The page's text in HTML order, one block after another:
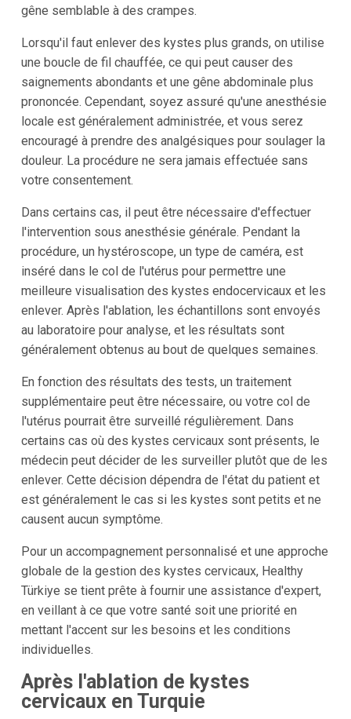
gêne semblable à des crampes.
Lorsqu'il faut enlever des kystes plus grands, on utilise
une boucle de fil chauffée, ce qui peut causer des
saignements abondants et une gêne abdominale plus
prononcée. Cependant, soyez assuré qu'une anesthésie
locale est généralement administrée, et vous serez
encouragé à prendre des analgésiques pour soulager la
douleur. La procédure ne sera jamais effectuée sans
votre consentement.
Dans certains cas, il peut être nécessaire d'effectuer
l'intervention sous anesthésie générale. Pendant la
procédure, un hystéroscope, un type de caméra, est
inséré dans le col de l'utérus pour permettre une
meilleure visualisation des kystes endocervicaux et les
enlever. Après l'ablation, les échantillons sont envoyés
au laboratoire pour analyse, et les résultats sont
généralement obtenus au bout de quelques semaines.
En fonction des résultats des tests, un traitement
supplémentaire peut être nécessaire, ou votre col de
l'utérus pourrait être surveillé régulièrement. Dans
certains cas où des kystes cervicaux sont présents, le
médecin peut décider de les surveiller plutôt que de les
enlever. Cette décision dépendra de l'état du patient et
est généralement le cas si les kystes sont petits et ne
causent aucun symptôme.
Pour un accompagnement personnalisé et une approche
globale de la gestion des kystes cervicaux, Healthy
Türkiye se tient prête à fournir une assistance d'expert,
en veillant à ce que votre santé soit une priorité en
mettant l'accent sur les besoins et les conditions
individuelles.
Après l'ablation de kystes
cervicaux en Turquie